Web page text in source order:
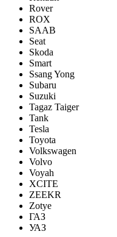
Rover
ROX
SAAB
Seat
Skoda
Smart
Ssang Yong
Subaru
Suzuki
Tagaz Taiger
Tank
Tesla
Toyota
Volkswagen
Volvo
Voyah
XCITE
ZEEKR
Zotye
ГАЗ
УАЗ